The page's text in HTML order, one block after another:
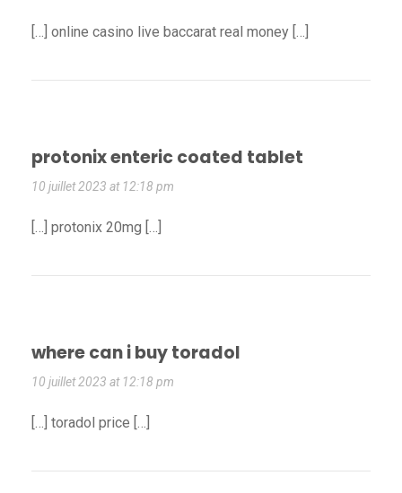
[…] online casino live baccarat real money […]
protonix enteric coated tablet
10 juillet 2023 at 12:18 pm
[…] protonix 20mg […]
where can i buy toradol
10 juillet 2023 at 12:18 pm
[…] toradol price […]